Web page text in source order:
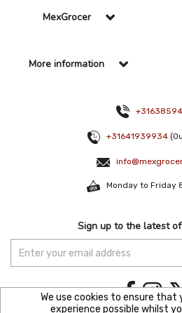
MexGrocer
More information
+31641939934
Monday to Friday
Sign up to the latest
We use cookies to ensure
experience possible whilst